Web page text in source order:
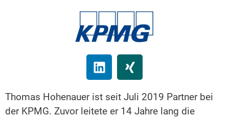
Thomas Hohenauer ist seit Juli 2019 Partner bei
der KPMG. Zuvor leitete er 14 Jahre lang die